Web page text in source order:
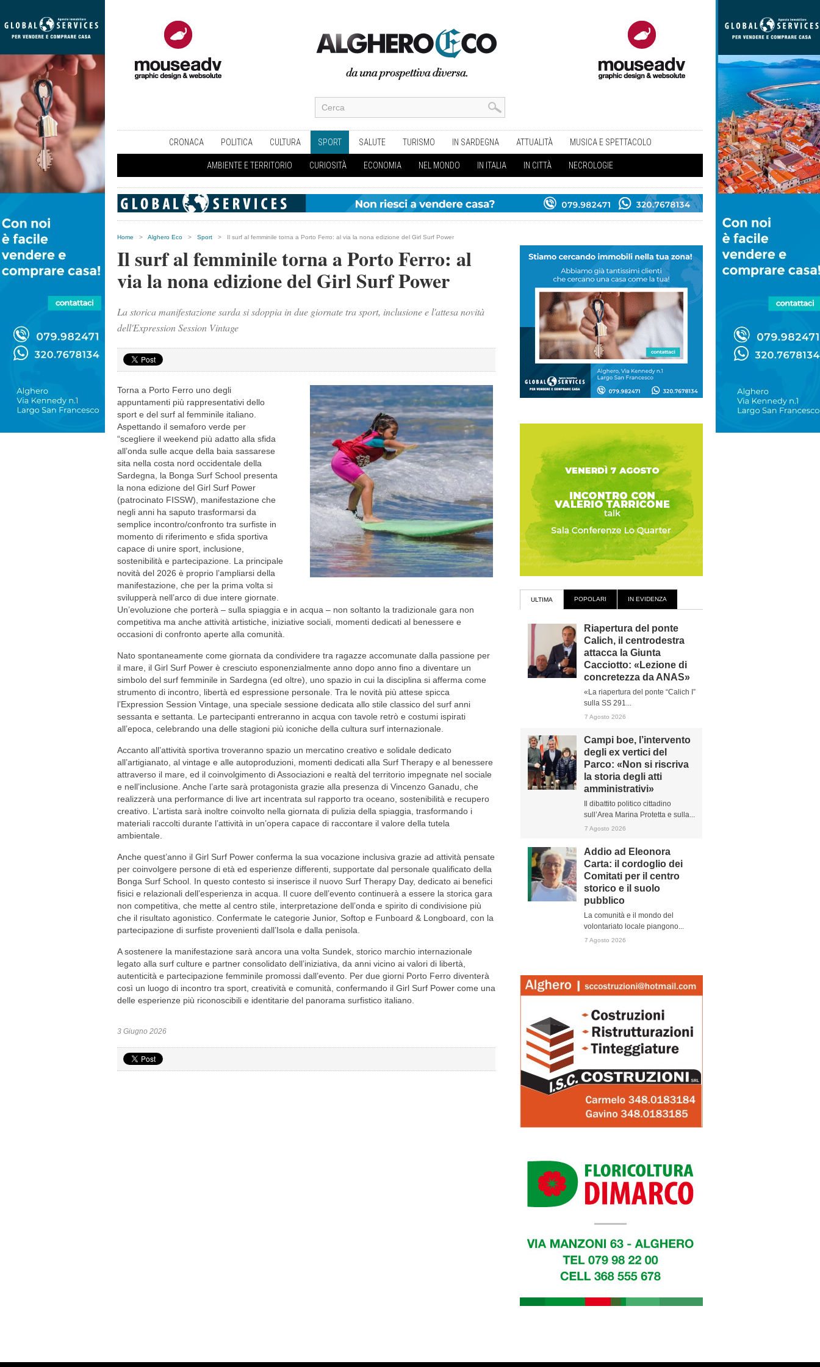
CRONACA POLITICA CULTURA SPORT SALUTE TURISMO IN SARDEGNA ATTUALITÀ MUSICA E SPETTACOLO
AMBIENTE E TERRITORIO CURIOSITÀ ECONOMIA NEL MONDO IN ITALIA IN CITTÀ NECROLOGIE
Home > Alghero Eco > Sport > Il surf al femminile torna a Porto Ferro: al via la nona edizione del Girl Surf Power
Il surf al femminile torna a Porto Ferro: al
via la nona edizione del Girl Surf Power
La storica manifestazione sarda si sdoppia in due giornate tra sport, inclusione e l'attesa novità
dell'Expression Session Vintage
Torna a Porto Ferro uno degli
appuntamenti più rappresentativi dello
sport e del surf al femminile italiano.
Aspettando il semaforo verde per
“scegliere il weekend più adatto alla sfida
all’onda sulle acque della baia sassarese
sita nella costa nord occidentale della
Sardegna, la Bonga Surf School presenta
la nona edizione del Girl Surf Power
(patrocinato FISSW), manifestazione che
negli anni ha saputo trasformarsi da
semplice incontro/confronto tra surfiste in
momento di riferimento e sfida sportiva
capace di unire sport, inclusione,
sostenibilità e partecipazione. La principale
novità del 2026 è proprio l’ampliarsi della
manifestazione, che per la prima volta si
svilupperà nell’arco di due intere giornate.
Un’evoluzione che porterà – sulla spiaggia e in acqua – non soltanto la tradizionale gara non
competitiva ma anche attività artistiche, iniziative sociali, momenti dedicati al benessere e
occasioni di confronto aperte alla comunità.
Nato spontaneamente come giornata da condividere tra ragazze accomunate dalla passione per
il mare, il Girl Surf Power è cresciuto esponenzialmente anno dopo anno fino a diventare un
simbolo del surf femminile in Sardegna (ed oltre), uno spazio in cui la disciplina si afferma come
strumento di incontro, libertà ed espressione personale. Tra le novità più attese spicca
l’Expression Session Vintage, una speciale sessione dedicata allo stile classico del surf anni
sessanta e settanta. Le partecipanti entreranno in acqua con tavole retrò e costumi ispirati
all’epoca, celebrando una delle stagioni più iconiche della cultura surf internazionale.
Accanto all’attività sportiva troveranno spazio un mercatino creativo e solidale dedicato
all’artigianato, al vintage e alle autoproduzioni, momenti dedicati alla Surf Therapy e al benessere
attraverso il mare, ed il coinvolgimento di Associazioni e realtà del territorio impegnate nel sociale
e nell’inclusione. Anche l’arte sarà protagonista grazie alla presenza di Vincenzo Ganadu, che
realizzerà una performance di live art incentrata sul rapporto tra oceano, sostenibilità e recupero
creativo. L’artista sarà inoltre coinvolto nella giornata di pulizia della spiaggia, trasformando i
materiali raccolti durante l’attività in un’opera capace di raccontare il valore della tutela
ambientale.
Anche quest’anno il Girl Surf Power conferma la sua vocazione inclusiva grazie ad attività pensate
per coinvolgere persone di età ed esperienze differenti, supportate dal personale qualificato della
Bonga Surf School. In questo contesto si inserisce il nuovo Surf Therapy Day, dedicato ai benefici
fisici e relazionali dell’esperienza in acqua. Il cuore dell’evento continuerà a essere la storica gara
non competitiva, che mette al centro stile, interpretazione dell’onda e spirito di condivisione più
che il risultato agonistico. Confermate le categorie Junior, Softop e Funboard & Longboard, con la
partecipazione di surfiste provenienti dall’Isola e dalla penisola.
A sostenere la manifestazione sarà ancora una volta Sundek, storico marchio internazionale
legato alla surf culture e partner consolidato dell’iniziativa, da anni vicino ai valori di libertà,
autenticità e partecipazione femminile promossi dall’evento. Per due giorni Porto Ferro diventerà
così un luogo di incontro tra sport, creatività e comunità, confermando il Girl Surf Power come una
delle esperienze più riconoscibili e identitarie del panorama surfistico italiano.
3 Giugno 2026
ULTIMA POPOLARI IN EVIDENZA
Riapertura del ponte
Calich, il centrodestra
attacca la Giunta
Cacciotto: «Lezione di
concretezza da ANAS»
«La riapertura del ponte “Calich I”
sulla SS 291...
7 Agosto 2026
Campi boe, l’intervento
degli ex vertici del
Parco: «Non si riscriva
la storia degli atti
amministrativi»
Il dibattito politico cittadino
sull’Area Marina Protetta e sulla...
7 Agosto 2026
Addio ad Eleonora
Carta: il cordoglio dei
Comitati per il centro
storico e il suolo
pubblico
La comunità e il mondo del
volontariato locale piangono...
7 Agosto 2026